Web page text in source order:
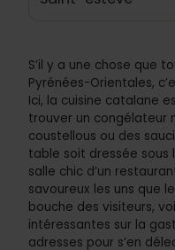
S’il y a une chose que
Pyrénées-Orientales,
Ici, la cuisine catalane
trouver un congélateur
coustellous ou des
table soit dressée sous
salle chic d’un
savoureux les uns que
bouche des visiteurs,
intéressantes sur la
adresses pour s’en